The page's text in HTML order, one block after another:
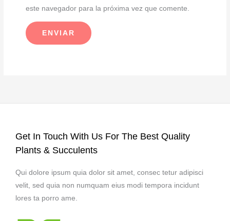
este navegador para la próxima vez que comente.
Get In Touch With Us For The Best Quality
Plants & Succulents
Qui dolore ipsum quia dolor sit amet, consec tetur adipisci
velit, sed quia non numquam eius modi tempora incidunt
lores ta porro ame.